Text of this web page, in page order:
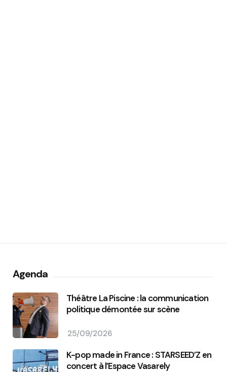
Agenda
Théâtre La Piscine : la communication
politique démontée sur scène
25/09/2026
K-pop made in France : STARSEED’Z en
concert à l’Espace Vasarely